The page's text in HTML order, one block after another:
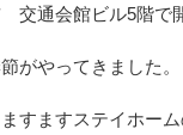
交通会館ビル5階で
がやってきました。
すますステイホー